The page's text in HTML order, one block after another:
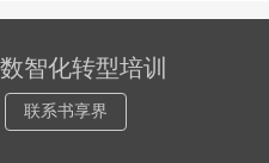
智化转型培训
联系书享界